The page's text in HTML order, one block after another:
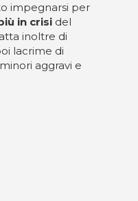
impegnarsi per
in crisi del
inoltre di
lacrime di
aggravi e